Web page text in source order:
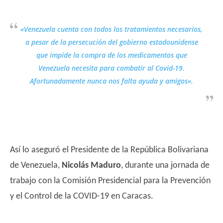
«Venezuela cuenta con todos los tratamientos necesarios,
a pesar de la persecución del gobierno estadounidense
que impide la compra de los medicamentos que
Venezuela necesita para combatir al Covid-19.
Afortunadamente nunca nos falta ayuda y amigos».
Así lo aseguró el Presidente de la República Bolivariana
de Venezuela, Nicolás Maduro, durante una jornada de
trabajo con la Comisión Presidencial para la Prevención
y el Control de la COVID-19 en Caracas.